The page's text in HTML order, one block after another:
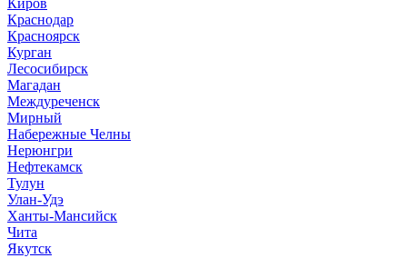
Киров
Краснодар
Красноярск
Курган
Лесосибирск
Магадан
Междуреченск
Мирный
Набережные Челны
Нерюнгри
Нефтекамск
Тулун
Улан-Удэ
Ханты-Мансийск
Чита
Якутск